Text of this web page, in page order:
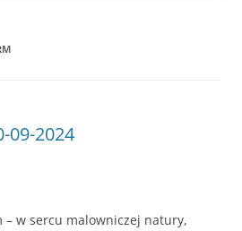
09-2024
– w sercu malowniczej natury,